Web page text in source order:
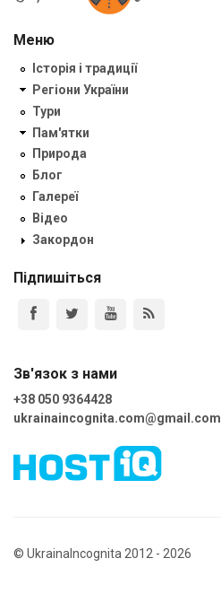
Меню
Історія і традиції
Регіони України
Тури
Пам'ятки
Природа
Блог
Галереї
Відео
Закордон
Підпишіться
Зв'язок з нами
+38 050 9364428
ukrainaincognita.com@gmail.com
© UkrainaIncognita 2012 - 2026